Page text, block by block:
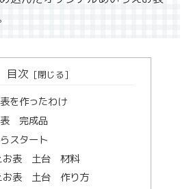
目次
を作ったわけ
表 完成品
スタート
お表 土台 材料
お表 土台 作り方